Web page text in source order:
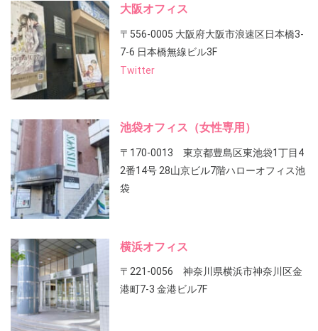
大阪オフィス
〒556-0005 大阪府大阪市浪速区日本橋3-
7-6 日本橋無線ビル3F
Twitter
池袋オフィス（女性専用）
〒170-0013 東京都豊島区東池袋1丁目4
2番14号 28山京ビル7階ハローオフィス池
袋
横浜オフィス
〒221-0056 神奈川県横浜市神奈川区金
港町7-3 金港ビル7F